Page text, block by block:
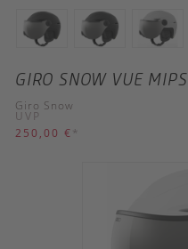
GIRO SNOW VUE MIPS
Giro Snow
UVP
250,00 € *